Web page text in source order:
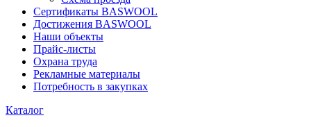
Сертификаты BASWOOL
Достижения BASWOOL
Наши объекты
Прайс-листы
Охрана труда
Рекламные материалы
Потребность в закупках
Каталог